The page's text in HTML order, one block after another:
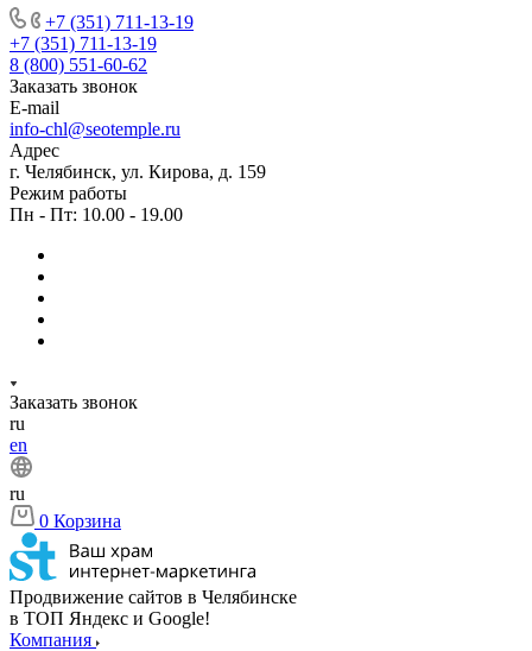
+7 (351) 711-13-19
+7 (351) 711-13-19
8 (800) 551-60-62
Заказать звонок
E-mail
info-chl@seotemple.ru
Адрес
г. Челябинск, ул. Кирова, д. 159
Режим работы
Пн - Пт: 10.00 - 19.00
Заказать звонок
ru
en
ru
0 Корзина
Продвижение сайтов в Челябинске
в ТОП Яндекс и Google!
Компания